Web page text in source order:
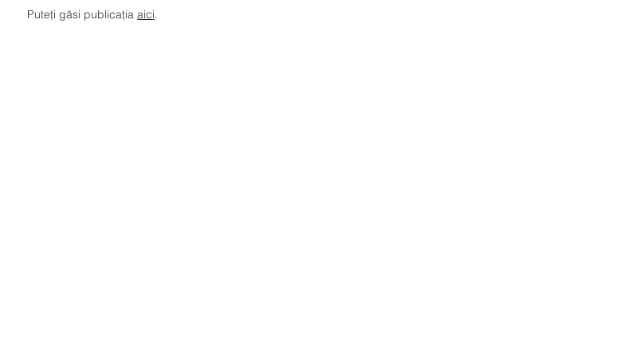
Puteți găsi publicația aici.